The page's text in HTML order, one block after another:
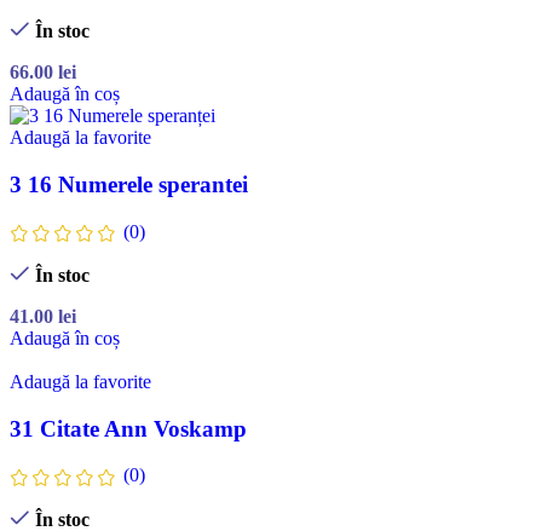
În stoc
66.00 lei
Adaugă în coș
Adaugă la favorite
3 16 Numerele sperantei
(0)
În stoc
41.00 lei
Adaugă în coș
Adaugă la favorite
31 Citate Ann Voskamp
(0)
În stoc